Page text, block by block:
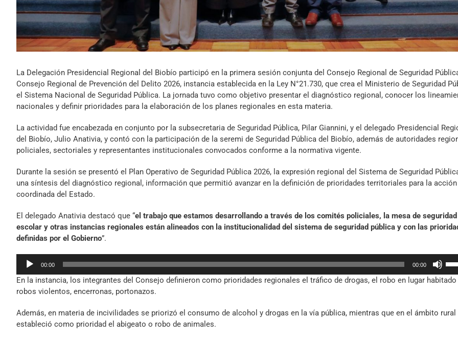
La Delegación Presidencial Regional del Biobío participó en la primera sesión conjunta del Consejo Regional de Seguridad
Consejo Regional de Prevención del Delito 2026, instancia establecida en la Ley N°21.730, que crea el Ministerio de Seguridad
el Sistema Nacional de Seguridad Pública. La jornada tuvo como objetivo presentar el diagnóstico regional, conocer los
nacionales y definir prioridades para la elaboración de los planes regionales en esta materia.
La actividad fue encabezada en conjunto por la subsecretaria de Seguridad Pública, Pilar Giannini, y el delegado Presidencial
del Biobío, Julio Anativia, y contó con la participación de la seremi de Seguridad Pública del Biobío, además de autoridades
policiales, sectoriales y representantes institucionales convocados conforme a la normativa vigente.
Durante la sesión se presentó el Plan Operativo de Seguridad Pública 2026, la expresión regional del Sistema de Seguridad
una síntesis del diagnóstico regional, información que permitió avanzar en la definición de prioridades territoriales para la acción
coordinada del Estado.
El delegado Anativia destacó que “el trabajo que estamos desarrollando a través de los comités policiales, la mesa de seguridad
escolar y otras instancias regionales están alineados con la institucionalidad del sistema de seguridad pública y con las
definidas por el Gobierno”.
Reproductor
audio
00:00 00:00
En la instancia, los integrantes del Consejo definieron como prioridades regionales el tráfico de drogas, el robo en lugar
robos violentos, encerronas, portonazos.
Además, en materia de incivilidades se priorizó el consumo de alcohol y drogas en la vía pública, mientras que en el ámbito rural
estableció como prioridad el abigeato o robo de animales.